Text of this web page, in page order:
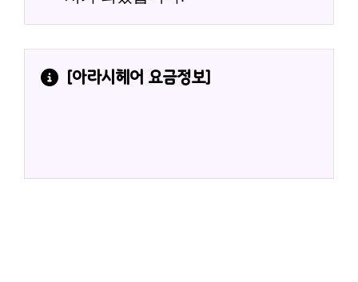
[아라시헤어 요금정보]